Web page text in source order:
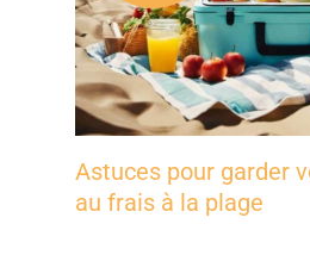
Astuces pour garder
au frais à la plage